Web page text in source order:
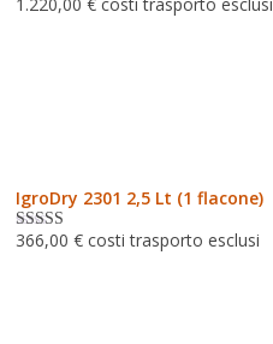
Valutato5.00
IgroDry 2301 2,5 Lt (1 flacone)
Valutato5.00
366,00€ costi trasporto esclusi